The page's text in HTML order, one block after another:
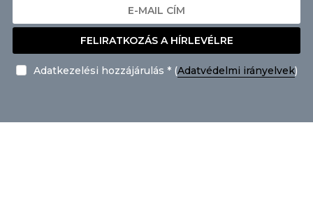
FELIRATKOZÁS A HÍRLEVÉLRE
Adatkezelési hozzájárulás * (Adatvédelmi irányelvek)